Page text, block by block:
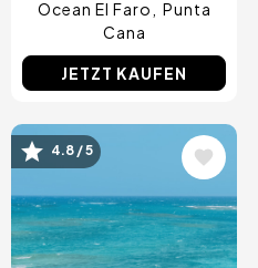
Ocean El Faro
Punta
Cana
JETZT KAUFEN
Bild4.8 / 5